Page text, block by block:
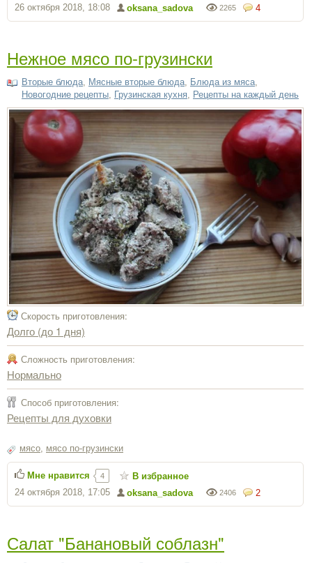
4
2265
oksana_sadova
26 октября 2018, 18:08
Нежное мясо по-грузински
Вторые блюда Мясные вторые блюда Блюда из мяса
Новогодние рецепты Грузинская кухня Рецепты на каждый день
Скорость приготовления:
Долго (до 1 дня)
Сложность приготовления:
Нормально
Способ приготовления:
Рецепты для духовки
мясо, мясо по-грузински
2
2406
oksana_sadova
24 октября 2018, 17:05
Мне нравится 4 В избранное
Салат "Банановый соблазн"